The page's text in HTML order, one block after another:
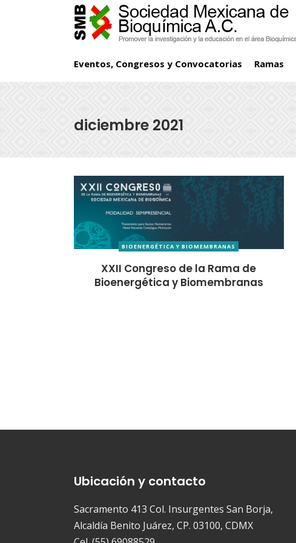
Eventos, Congresos y Convocatorias Ramas
diciembre 2021
BIOENERGÉTICA Y BIOMEMBRANAS
XXII Congreso de la Rama de
Bioenergética y Biomembranas
Ubicación y contacto
Sacramento 413 Col. Insurgentes San Borja,
Alcaldía Benito Juárez, CP. 03100, CDMX